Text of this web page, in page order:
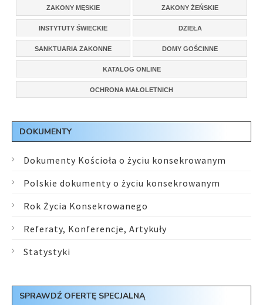
ZAKONY MĘSKIE ZAKONY ŻEŃSKIE
INSTYTUTY ŚWIECKIE DZIEŁA
SANKTUARIA ZAKONNE DOMY GOŚCINNE
KATALOG ONLINE
OCHRONA MAŁOLETNICH
DOKUMENTY
Dokumenty Kościoła o życiu konsekrowanym
Polskie dokumenty o życiu konsekrowanym
Rok Życia Konsekrowanego
Referaty, Konferencje, Artykuły
Statystyki
SPRAWDŹ OFERTĘ SPECJALNĄ